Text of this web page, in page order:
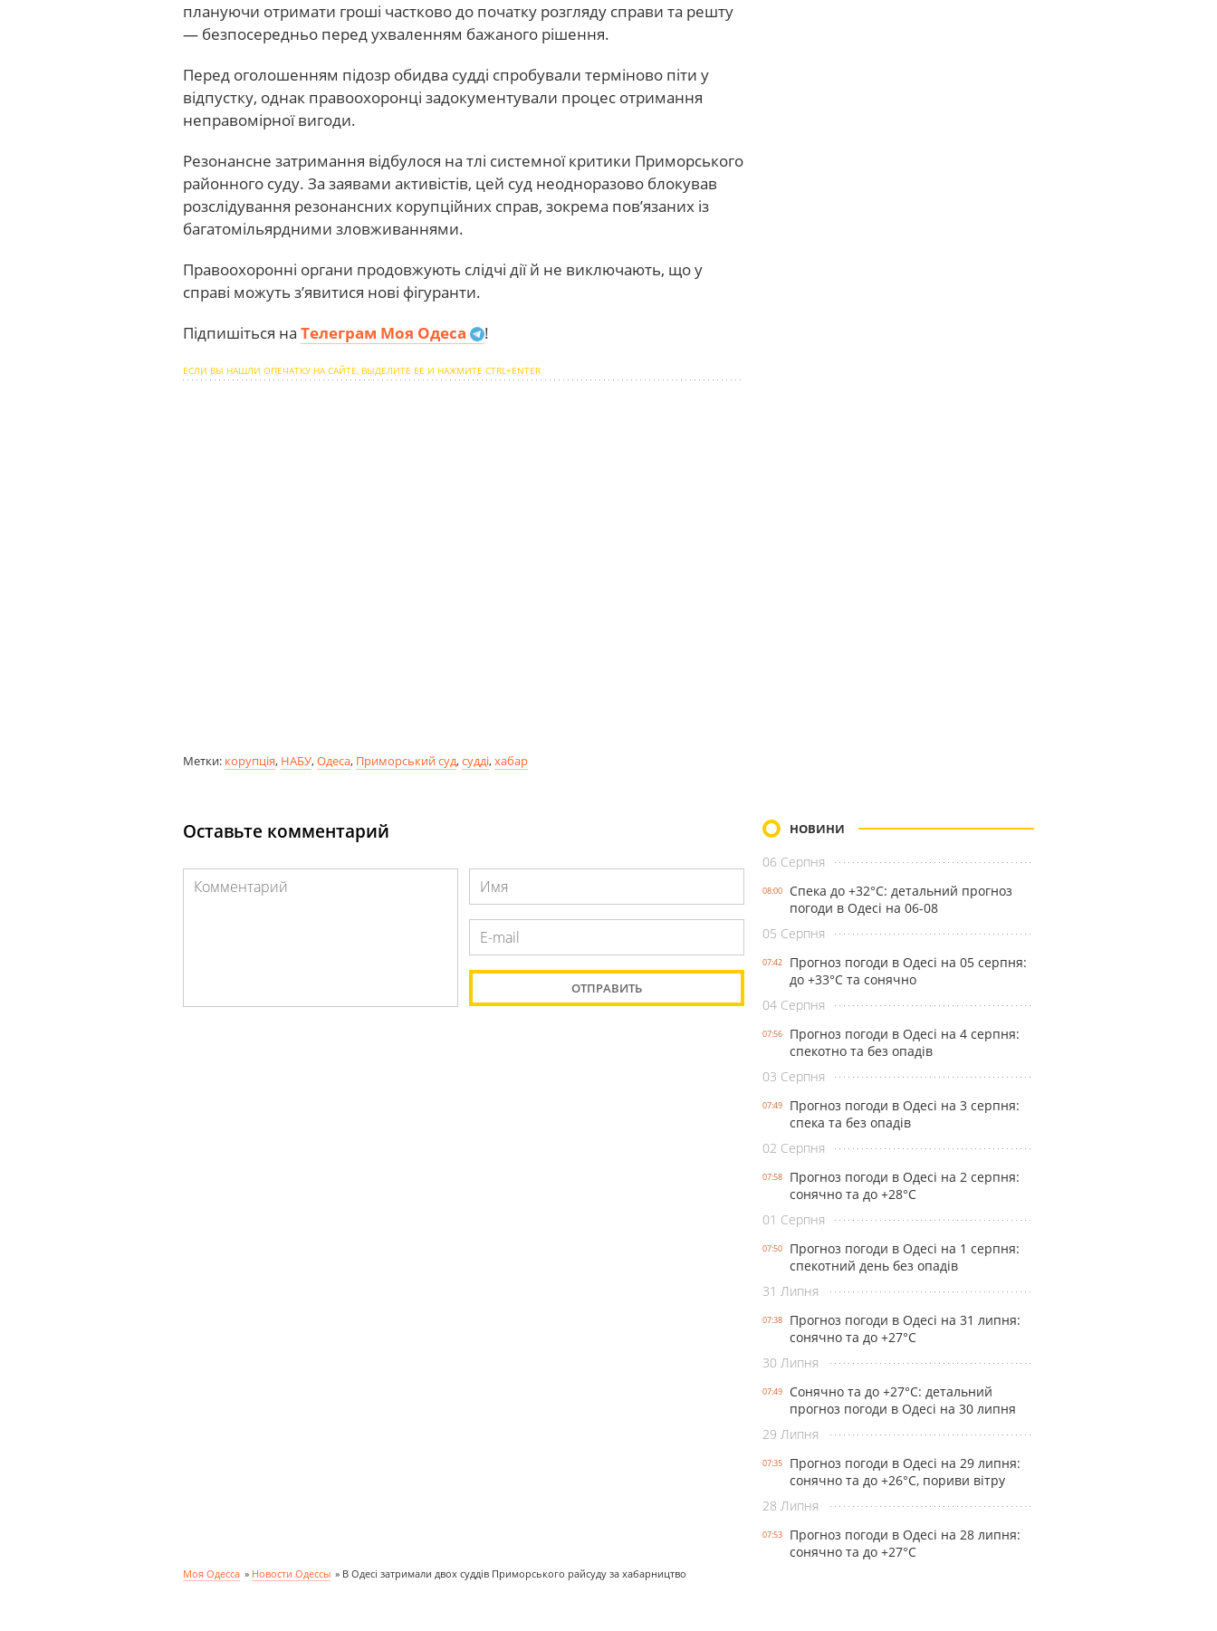
плануючи отримати гроші частково до початку розгляду справи та решту
— безпосередньо перед ухваленням бажаного рішення.
Перед оголошенням підозр обидва судді спробували терміново піти у
відпустку, однак правоохоронці задокументували процес отримання
неправомірної вигоди.
Резонансне затримання відбулося на тлі системної критики Приморського
районного суду. За заявами активістів, цей суд неодноразово блокував
розслідування резонансних корупційних справ, зокрема пов’язаних із
багатомільярдними зловживаннями.
Правоохоронні органи продовжують слідчі дії й не виключають, що у
справі можуть з’явитися нові фігуранти.
Підпишіться на Телеграм Моя Одеса !
ЕСЛИ ВЫ НАШЛИ ОПЕЧАТКУ НА САЙТЕ, ВЫДЕЛИТЕ ЕЕ И НАЖМИТЕ CTRL+ENTER
Метки: корупція, НАБУ,Одеса, Приморський суд,судді,хабар
Оставьте комментарий НОВИНИ
06 Серпня
08:00
Спека до +32°С: детальний прогноз
погоди в Одесі на 06-08
05 Серпня
07:42
Прогноз погоди в Одесі на 05 серпня:
до +33°С та сонячно
04 Серпня
07:56
Прогноз погоди в Одесі на 4 серпня:
спекотно та без опадів
03 Серпня
07:49
Прогноз погоди в Одесі на 3 серпня:
спека та без опадів
02 Серпня
07:58
Прогноз погоди в Одесі на 2 серпня:
сонячно та до +28°С
01 Серпня
07:50
Прогноз погоди в Одесі на 1 серпня:
спекотний день без опадів
31 Липня
07:38
Прогноз погоди в Одесі на 31 липня:
сонячно та до +27°С
30 Липня
07:49
Сонячно та до +27°С: детальний
прогноз погоди в Одесі на 30 липня
29 Липня
07:35
Прогноз погоди в Одесі на 29 липня:
сонячно та до +26°С, пориви вітру
28 Липня
07:53
Прогноз погоди в Одесі на 28 липня:
сонячно та до +27°С
Моя Одесса » Новости Одессы » В Одесі затримали двох суддів Приморського райсуду за хабарництво